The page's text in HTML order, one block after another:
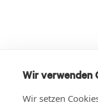
Wir verwenden
Wir setzen